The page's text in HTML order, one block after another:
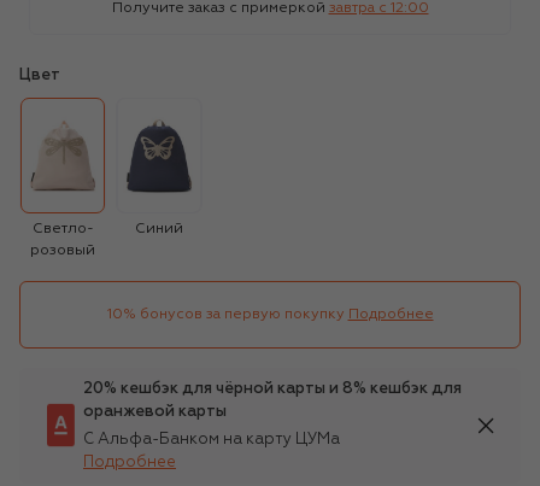
Получите заказ с примеркой завтра c 12:00
Цвет
Светло-
розовый
Синий
10% бонусов за первую покупку Подробнее
20% кешбэк для чёрной карты и 8% кешбэк для
оранжевой карты
С Альфа-Банком на карту ЦУМа
Подробнее